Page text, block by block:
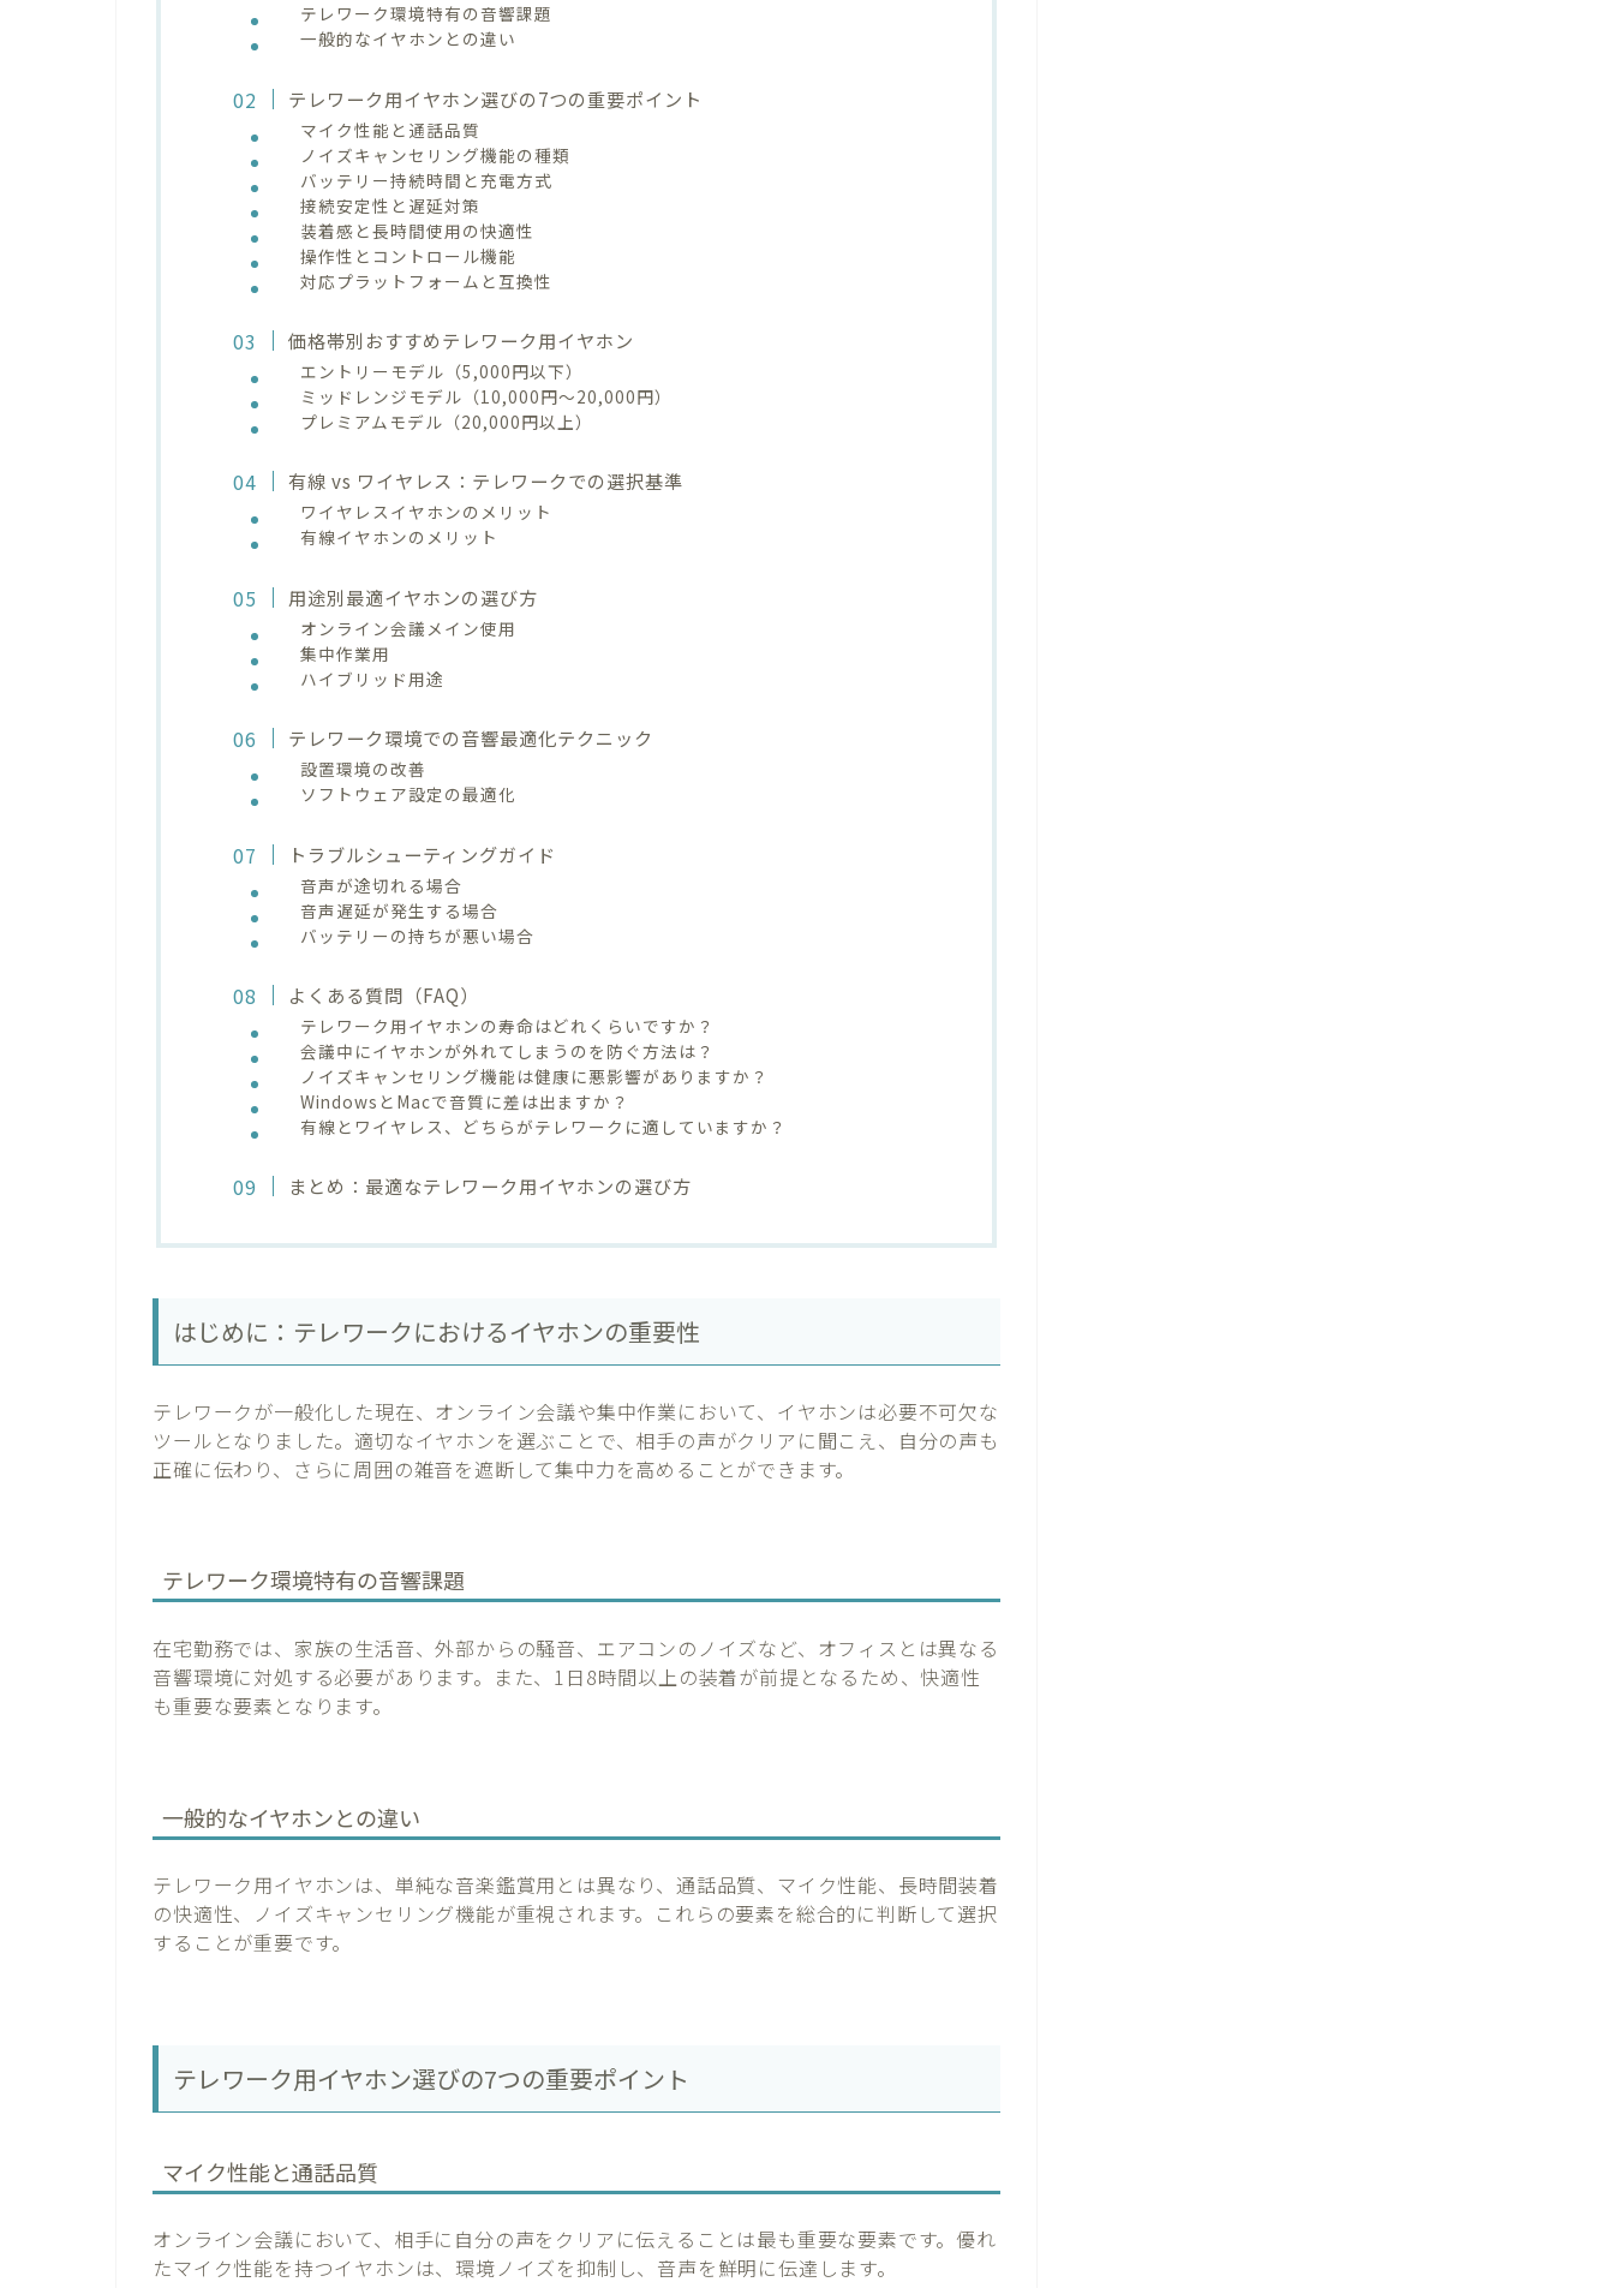
テレワーク環境特有の音響課題
一般的なイヤホンとの違い
テレワーク用イヤホン選びの7つの重要ポイント
マイク性能と通話品質
ノイズキャンセリング機能の種類
バッテリー持続時間と充電方式
接続安定性と遅延対策
装着感と長時間使用の快適性
操作性とコントロール機能
対応プラットフォームと互換性
価格帯別おすすめテレワーク用イヤホン
エントリーモデル（5,000円以下）
ミッドレンジモデル（10,000円〜20,000円）
プレミアムモデル（20,000円以上）
有線 vs ワイヤレス：テレワークでの選択基準
ワイヤレスイヤホンのメリット
有線イヤホンのメリット
用途別最適イヤホンの選び方
オンライン会議メイン使用
集中作業用
ハイブリッド用途
テレワーク環境での音響最適化テクニック
設置環境の改善
ソフトウェア設定の最適化
トラブルシューティングガイド
音声が途切れる場合
音声遅延が発生する場合
バッテリーの持ちが悪い場合
よくある質問（FAQ）
テレワーク用イヤホンの寿命はどれくらいですか？
会議中にイヤホンが外れてしまうのを防ぐ方法は？
ノイズキャンセリング機能は健康に悪影響がありますか？
WindowsとMacで音質に差は出ますか？
有線とワイヤレス、どちらがテレワークに適していますか？
まとめ：最適なテレワーク用イヤホンの選び方
はじめに：テレワークにおけるイヤホンの重要性
テレワークが一般化した現在、オンライン会議や集中作業において、イヤホンは必要不可欠な
ツールとなりました。適切なイヤホンを選ぶことで、相手の声がクリアに聞こえ、自分の声も
正確に伝わり、さらに周囲の雑音を遮断して集中力を高めることができます。
テレワーク環境特有の音響課題
在宅勤務では、家族の生活音、外部からの騒音、エアコンのノイズなど、オフィスとは異なる
音響環境に対処する必要があります。また、1日8時間以上の装着が前提となるため、快適性
も重要な要素となります。
一般的なイヤホンとの違い
テレワーク用イヤホンは、単純な音楽鑑賞用とは異なり、通話品質、マイク性能、長時間装着
の快適性、ノイズキャンセリング機能が重視されます。これらの要素を総合的に判断して選択
することが重要です。
テレワーク用イヤホン選びの7つの重要ポイント
マイク性能と通話品質
オンライン会議において、相手に自分の声をクリアに伝えることは最も重要な要素です。優れ
たマイク性能を持つイヤホンは、環境ノイズを抑制し、音声を鮮明に伝達します。